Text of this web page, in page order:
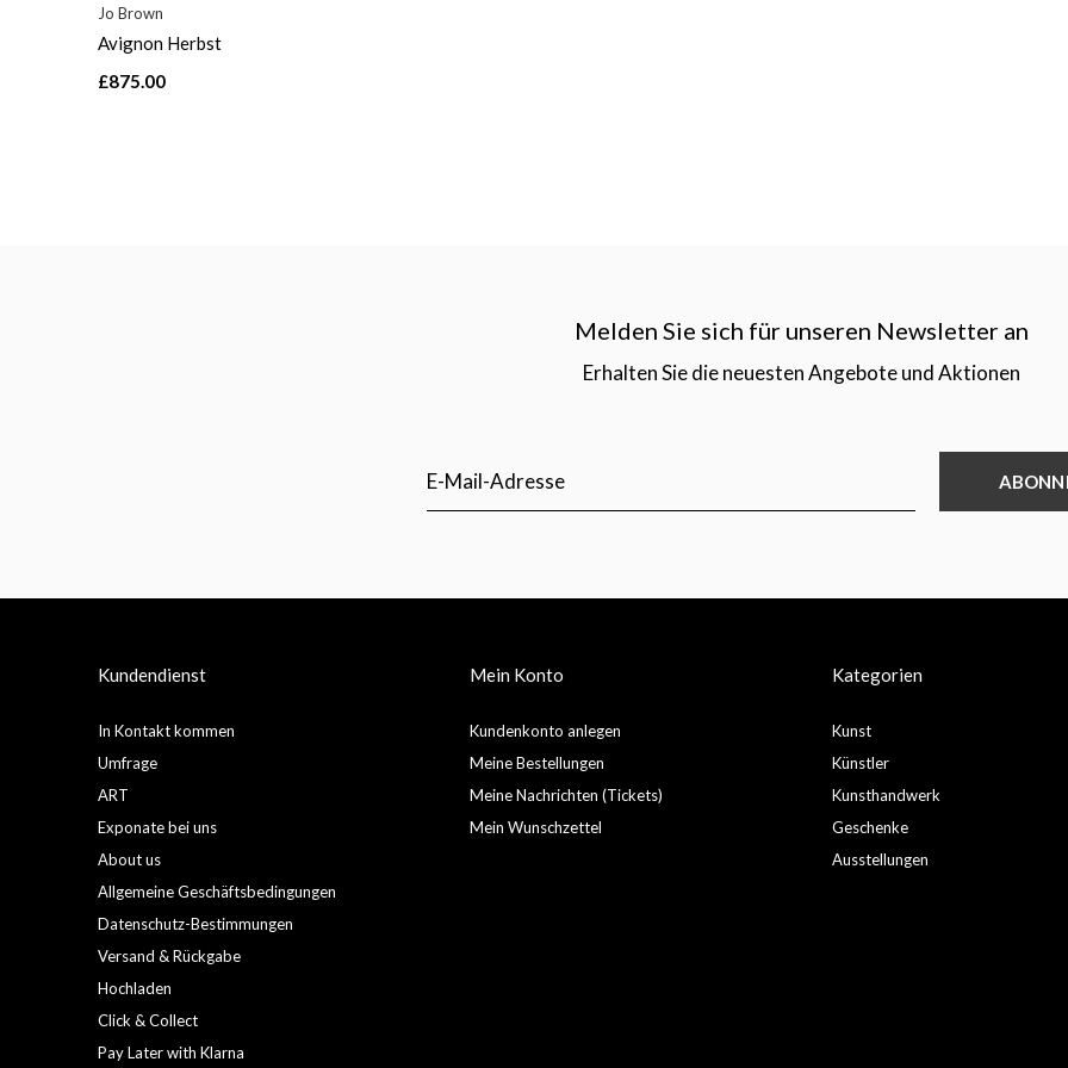
Jo Brown
Avignon Herbst
£875.00
Melden Sie sich für unseren Newsletter an
Erhalten Sie die neuesten Angebote und Aktionen
Kundendienst
In Kontakt kommen
Umfrage
ART
Exponate bei uns
About us
Allgemeine Geschäftsbedingungen
Datenschutz-Bestimmungen
Versand & Rückgabe
Hochladen
Click & Collect
Pay Later with Klarna
Mein Konto
Kundenkonto anlegen
Meine Bestellungen
Meine Nachrichten (Tickets)
Mein Wunschzettel
Kategorien
Kunst
Künstler
Kunsthandwerk
Geschenke
Ausstellungen